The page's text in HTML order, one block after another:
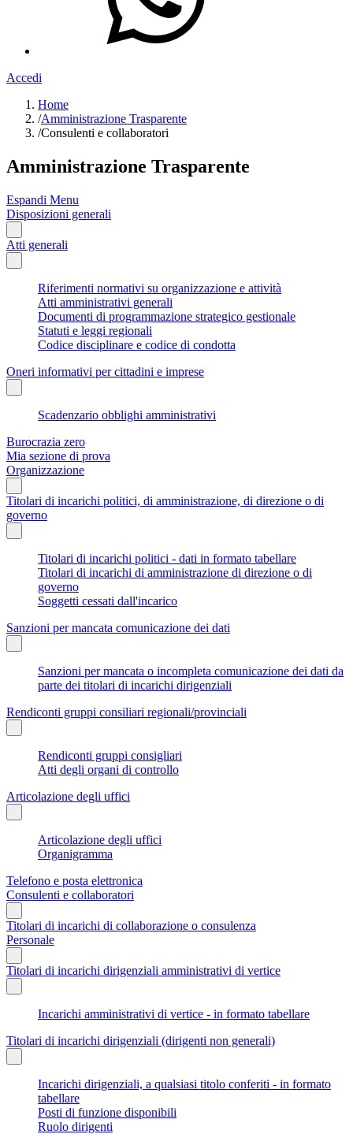
Accedi
Home
/Amministrazione Trasparente
/Consulenti e collaboratori
Amministrazione Trasparente
Espandi Menu
Disposizioni generali
Atti generali
Riferimenti normativi su organizzazione e attività
Atti amministrativi generali
Documenti di programmazione strategico gestionale
Statuti e leggi regionali
Codice disciplinare e codice di condotta
Oneri informativi per cittadini e imprese
Scadenzario obblighi amministrativi
Burocrazia zero
Mia sezione di prova
Organizzazione
Titolari di incarichi politici, di amministrazione, di direzione o di
governo
Titolari di incarichi politici - dati in formato tabellare
Titolari di incarichi di amministrazione di direzione o di
governo
Soggetti cessati dall'incarico
Sanzioni per mancata comunicazione dei dati
Sanzioni per mancata o incompleta comunicazione dei dati da
parte dei titolari di incarichi dirigenziali
Rendiconti gruppi consiliari regionali/provinciali
Rendiconti gruppi consigliari
Atti degli organi di controllo
Articolazione degli uffici
Articolazione degli uffici
Organigramma
Telefono e posta elettronica
Consulenti e collaboratori
Titolari di incarichi di collaborazione o consulenza
Personale
Titolari di incarichi dirigenziali amministrativi di vertice
Incarichi amministrativi di vertice - in formato tabellare
Titolari di incarichi dirigenziali (dirigenti non generali)
Incarichi dirigenziali, a qualsiasi titolo conferiti - in formato
tabellare
Posti di funzione disponibili
Ruolo dirigenti